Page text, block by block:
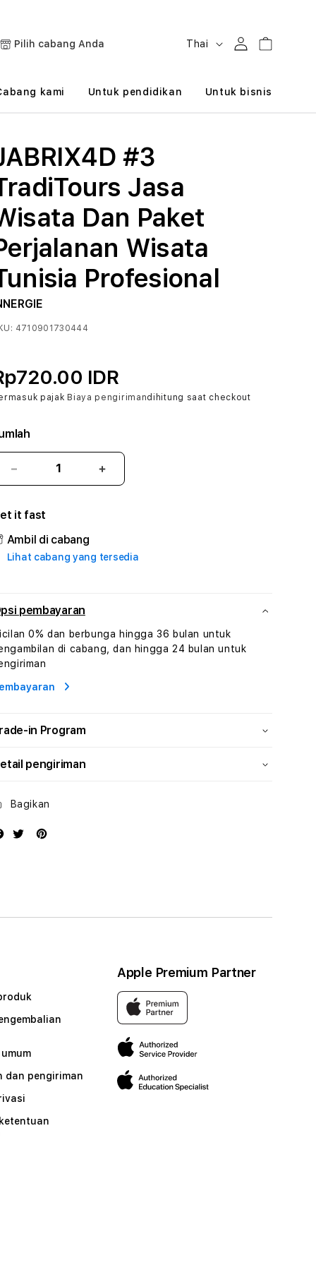
Pilih cabang Anda
B
h
Thai MasukKeranjang
kami Untuk pendidikan Untuk bisnis
#3
Jasa
Dan Paket
Wisata
Profesional
4710901730444
IDR
pajak Biaya pengirimandihitung saat checkout
Kurangi
jumlah
JABRIX4D
#3
TradiTours
Jasa
Paket
Wisata
Tunisia
Profesional
Tambah
jumlah
TradiTours
Jasa
Wisata
Tunisia
it fast
Ambil di cabang
Lihat cabang yang tersedia
pembayaran
0% dan berbunga hingga 36 bulan untuk
di cabang, dan hingga 24 bulan untuk
in Program
pengiriman
Bagikan
dan pengiriman
Apple Premium Partner